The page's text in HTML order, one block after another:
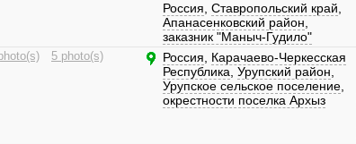
Россия Ставропольский край
Апанасенковский район
заказник "Маныч-Гудило"
5 photo(s) Россия
Карачаево-Черкесская
Республика Урупский район
Урупское сельское поселение
окрестности поселка Архыз